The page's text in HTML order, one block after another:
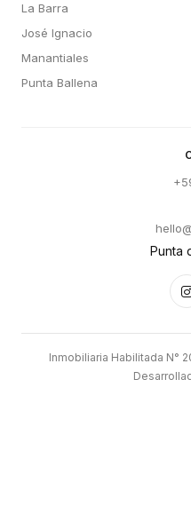
La Barra
José Ignacio
Manantiales
Punta Ballena
Punta
Inmobiliaria Habilitada N°